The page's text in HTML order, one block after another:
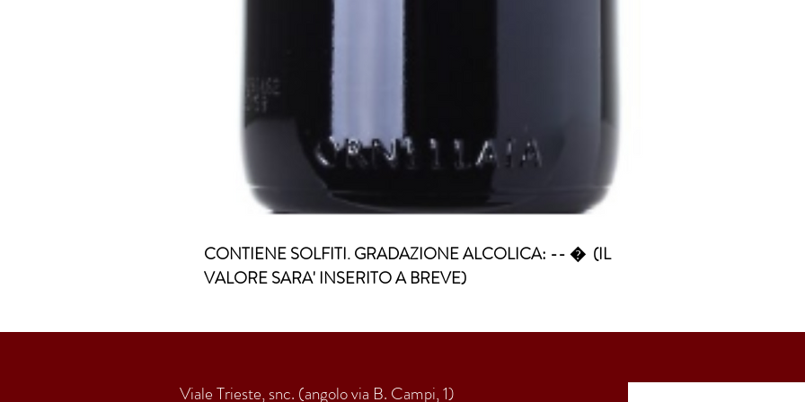
CONTIENE SOLFITI. GRADAZIONE ALCOLICA: -- �  (IL
VALORE SARA' INSERITO A BREVE)
Viale Trieste, snc. (angolo via B. Campi, 1)